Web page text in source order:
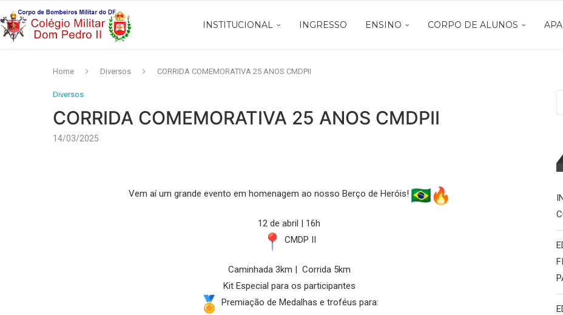
INSTITUCIONAL INGRESSO ENSINO CORPO DE ALUNOS
Home Diversos CORRIDA COMEMORATIVA 25 ANOS CMDPII
Diversos
CORRIDA COMEMORATIVA 25 ANOS CMDPII
14/03/2025
Vem aí um grande evento em homenagem ao nosso Berço de Heróis!
12 de abril | 16h
CMDP II
Caminhada 3km | Corrida 5km
Kit Especial para os participantes
Premiação de Medalhas e troféus para: